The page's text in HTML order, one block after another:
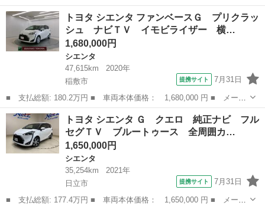
名： トヨタ ■ 車種名： シエンタ ■ グレード名： Ｘリミテッ
ド キーレスエントリーシステム ナビＴＶ ドライブレコーダ 助
手席エアバッ...
茨城 つくば市 シエンタ
トヨタ シエンタ ファンベースＧ プリクラッ
シュ ナビＴＶ イモビライザー 横…
1,680,000円
シエンタ
47,615km
2020年
稲敷市
提携サイト 7月31日
■ 支払総額: 180.2万円 ■ 車両本体価格： 1,680,000 円 ■ メーカ
ー名： トヨタ ■ 車種名： シエンタ ■ グレード名： ファンベ
ースＧ プリクラッシュ ナビＴＶ イモビライザー 横滑り防止
リヤカメ...
茨城 稲敷市 シエンタ
トヨタ シエンタ Ｇ クエロ 純正ナビ フル
セグＴＶ ブルートゥース 全周囲カ…
1,650,000円
シエンタ
35,254km
2021年
日立市
提携サイト 7月31日
■ 支払総額: 177.4万円 ■ 車両本体価格： 1,650,000 円 ■ メーカ